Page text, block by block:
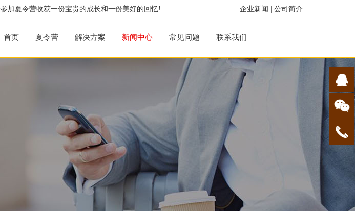
企业新闻 公司简介
加夏令营收获一份宝贵的成长和一份美好的回忆!
首页 夏令营 解决方案 新闻中心 常见问题 联系我们